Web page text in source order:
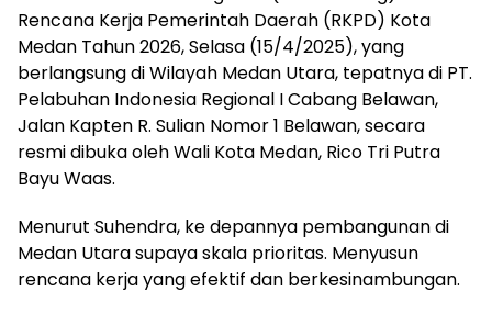
Rencana Kerja Pemerintah Daerah (RKPD) Kota
Medan Tahun 2026, Selasa (15/4/2025), yang
berlangsung di Wilayah Medan Utara, tepatnya di PT.
Pelabuhan Indonesia Regional I Cabang Belawan,
Jalan Kapten R. Sulian Nomor 1 Belawan, secara
resmi dibuka oleh Wali Kota Medan, Rico Tri Putra
Bayu Waas.
Menurut Suhendra, ke depannya pembangunan di
Medan Utara supaya skala prioritas. Menyusun
rencana kerja yang efektif dan berkesinambungan.